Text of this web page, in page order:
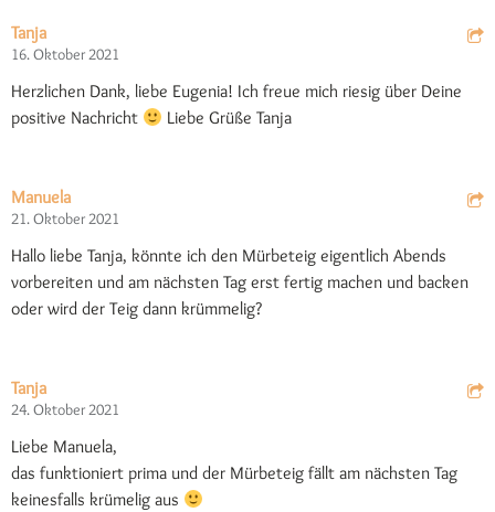
Tanja
16. Oktober 2021
Herzlichen Dank, liebe Eugenia! Ich freue mich riesig über Deine
positive Nachricht
Liebe Grüße Tanja
Manuela
21. Oktober 2021
Hallo liebe Tanja, könnte ich den Mürbeteig eigentlich Abends
vorbereiten und am nächsten Tag erst fertig machen und backen
oder wird der Teig dann krümmelig?
Tanja
24. Oktober 2021
Liebe Manuela,
das funktioniert prima und der Mürbeteig fällt am nächsten Tag
keinesfalls krümelig aus